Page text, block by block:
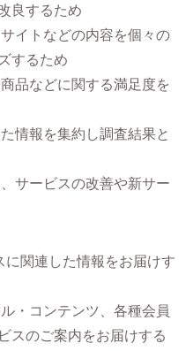
良するため
イトなどの内容を個々の
するため
品などに関する満足度を
情報を集約し調査結果と
サービスの改善や新サー
関連した情報をお届けす
・コンテンツ、各種会員
スのご案内をお届けする